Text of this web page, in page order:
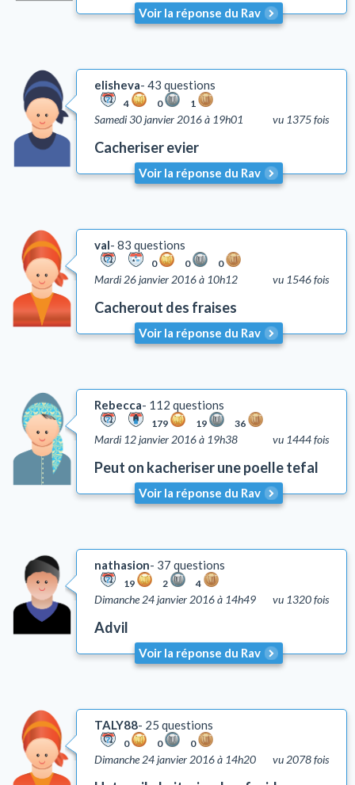
Voir la réponse du Rav
elisheva 43 questions
4 0 1
vu 1375 fois
Samedi 30 janvier 2016 à 19h01
Cacheriser evier
Voir la réponse du Rav
val 83 questions
0 0 0
vu 1546 fois
Mardi 26 janvier 2016 à 10h12
Cacherout des fraises
Voir la réponse du Rav
Rebecca 112 questions
179 19 36
vu 1444 fois
Mardi 12 janvier 2016 à 19h38
Peut on kacheriser une poelle tefal
Voir la réponse du Rav
nathasion 37 questions
19 2 4
vu 1320 fois
Dimanche 24 janvier 2016 à 14h49
Advil
Voir la réponse du Rav
TALY88 25 questions
0 0 0
vu 2078 fois
Dimanche 24 janvier 2016 à 14h20